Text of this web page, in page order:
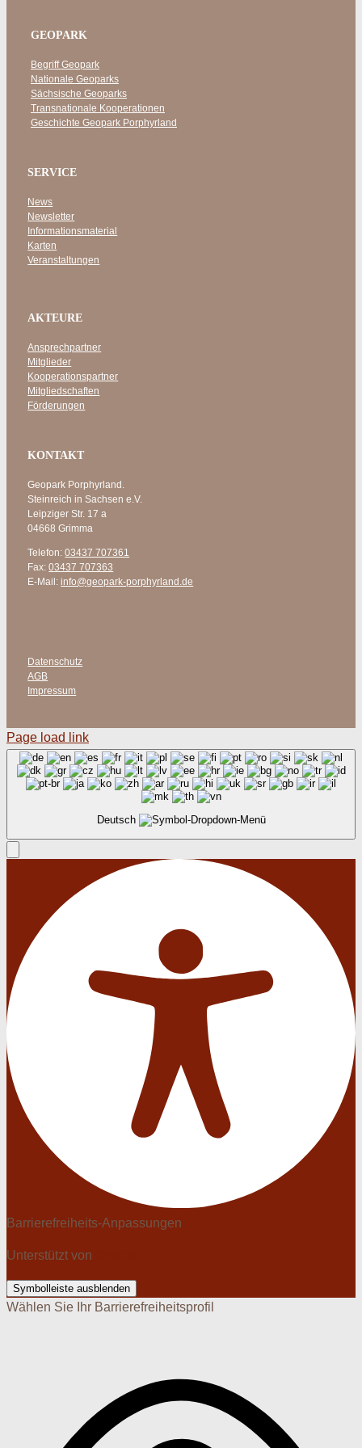
GEOPARK
Begriff Geopark
Nationale Geoparks
Sächsische Geoparks
Transnationale Kooperationen
Geschichte Geopark Porphyrland
SERVICE
News
Newsletter
Informationsmaterial
Karten
Veranstaltungen
AKTEURE
Ansprechpartner
Mitglieder
Kooperationspartner
Mitgliedschaften
Förderungen
KONTAKT
Geopark Porphyrland.
Steinreich in Sachsen e.V.
Leipziger Str. 17 a
04668 Grimma
Telefon:03437 707361
Fax:03437 707363
E-Mail:info@geopark-porphyrland.de
Datenschutz
AGB
Impressum
Page load link
Deutsch
Barrierefreiheits-Anpassungen
Unterstützt von
Symbolleiste ausblenden
Wählen Sie Ihr Barrierefreiheitsprofil